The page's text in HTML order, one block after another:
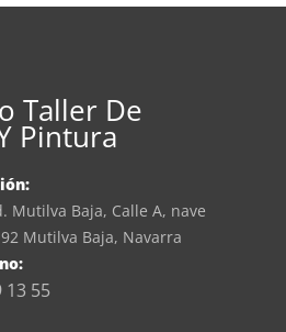
Taller De
Pintura
Mutilva Baja, Calle A, nave
Mutilva Baja, Navarra
13 55